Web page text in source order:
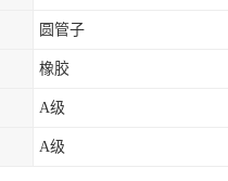
圆管子
橡胶
A级
A级